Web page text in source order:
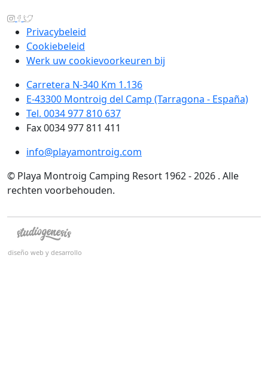
Privacybeleid
Cookiebeleid
Werk uw cookievoorkeuren bij
Carretera N-340 Km 1.136
E-43300 Montroig del Camp (Tarragona - España)
Tel. 0034 977 810 637
Fax 0034 977 811 411
info@playamontroig.com
© Playa Montroig Camping Resort 1962 - 2026 . Alle
rechten voorbehouden.